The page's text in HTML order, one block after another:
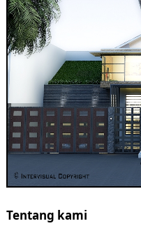
Tentang kami